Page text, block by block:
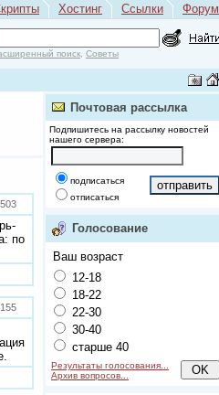
Хостинг Ссылки Форум
поиск Советы
по
Почтовая рассылка
Подпишитесь на рассылку новостей
нашего сервера:
подписаться
отписаться
Голосование
Ваш возраст
12-18
18-22
22-30
30-40
старше 40
Результаты голосования...
Архив вопросов...